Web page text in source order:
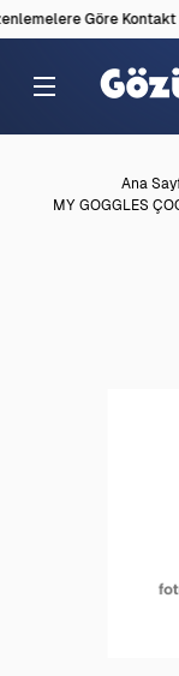
Göre Kontakt
Ana
MY GOGGLES